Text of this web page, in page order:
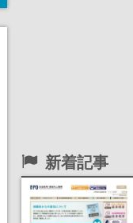
新着記事